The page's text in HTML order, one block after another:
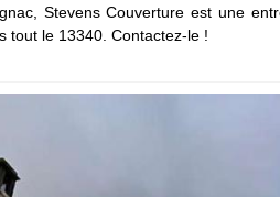
Stevens Couverture est une
tout le 13340. Contactez-le !